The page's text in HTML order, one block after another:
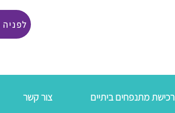
058-
רכישת מתנפחים ביתיים צור קשר